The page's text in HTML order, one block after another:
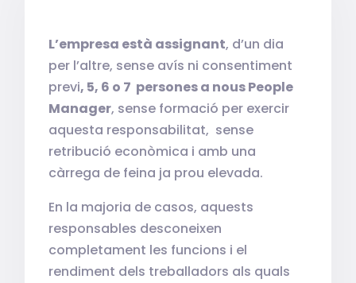
L’empresa està assignant, d’un dia
per l’altre, sense avís ni consentiment
previ, 5, 6 o 7 persones a nous People
Manager, sense formació per exercir
aquesta responsabilitat, sense
retribució econòmica i amb una
càrrega de feina ja prou elevada.
En la majoria de casos, aquests
responsables desconeixen
completament les funcions i el
rendiment dels treballadors als quals